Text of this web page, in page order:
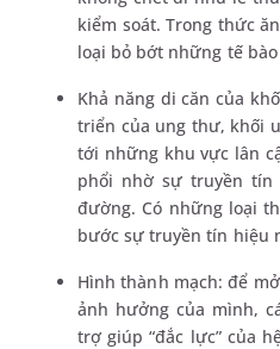
kiểm soát. Trong thức
loại bỏ bớt những tế
Khả năng di căn của
triển của ung thư, khối
tới những khu vực lân
phổi nhờ sự truyền tín
đường. Có những loại
bước sự truyền tín hiệu
Hình thành mạch: để
ảnh hưởng của mình,
trợ giúp “đắc lực” của